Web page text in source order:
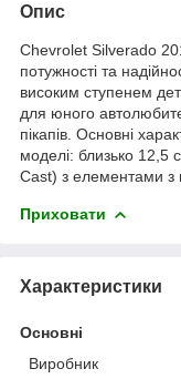
Опис
Chevrolet Silverado
потужності та
високим ступенем
для юного
пікапів. Основні
моделі: близько 12,5
Cast) з елементами з
Приховати
Характеристики
Основні
Виробник